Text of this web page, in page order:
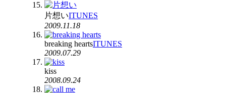
片想いITUNES
2009.11.18
breaking heartsITUNES
2009.07.29
kiss
2008.09.24